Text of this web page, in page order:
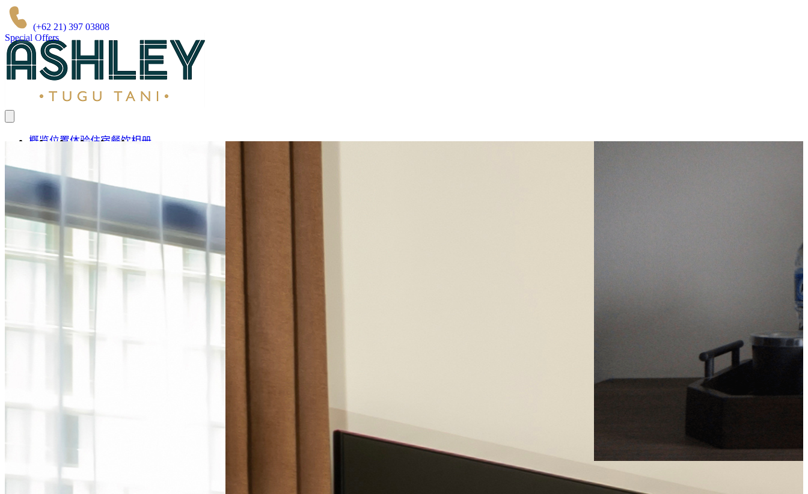
(+62 21) 397 03808
Special Offers
ZH
English Bahasa 中文 (中国)العربية
概览位置体验住宿餐饮相册